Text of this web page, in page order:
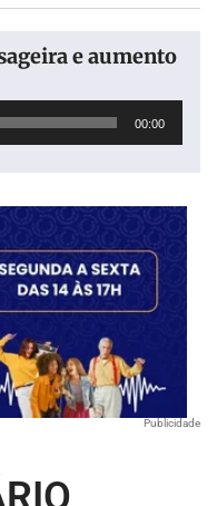
e aumento
00:00
Publicidade